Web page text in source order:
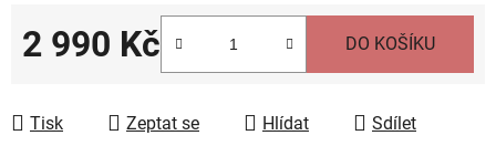
2 990 Kč DO KOŠÍKU
Tisk Zeptat se Hlídat Sdílet